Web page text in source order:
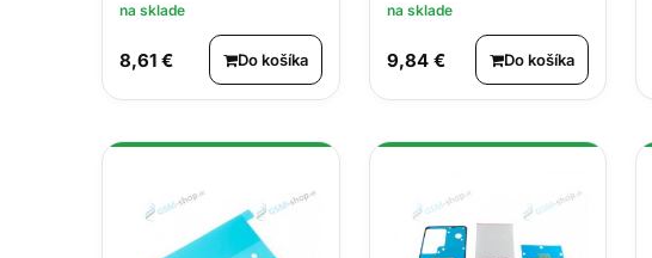
na sklade
8,61 € Do košíka
na sklade
9,84 € Do košíka